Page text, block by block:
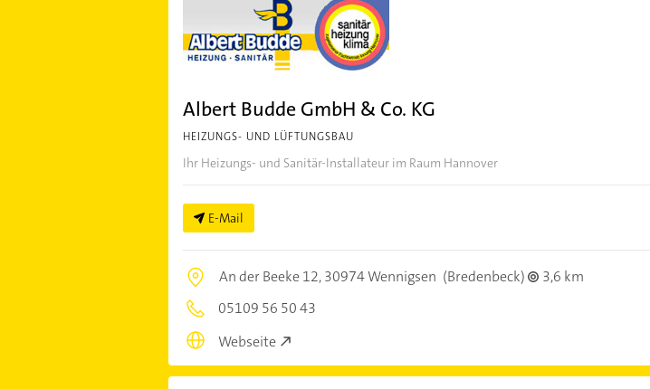
Albert Budde GmbH & Co. KG
HEIZUNGS- UND LÜFTUNGSBAU
Ihr Heizungs- und Sanitär-Installateur im Raum Hannover
E-Mail
An der Beeke 12,30974 Wennigsen (Bredenbeck)
3,6 km
05109 56 50 43
Webseite